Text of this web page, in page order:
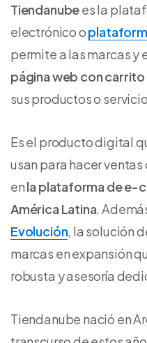
Tiendanubees la
electrónico o
permite a las marcas y
página web con
sus productos o
Es el producto digital
usan para hacer
enla plataforma de e-
América Latina.
Evolución, la solución
marcas en expansión
robusta y asesoría
Tiendanube nació en